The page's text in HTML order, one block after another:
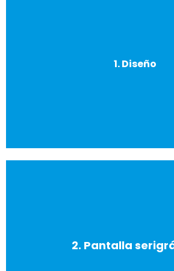
1. Diseño
2. Pantalla
fotopolímero que se endurece con la
esto define el diseño, siempre bajo los